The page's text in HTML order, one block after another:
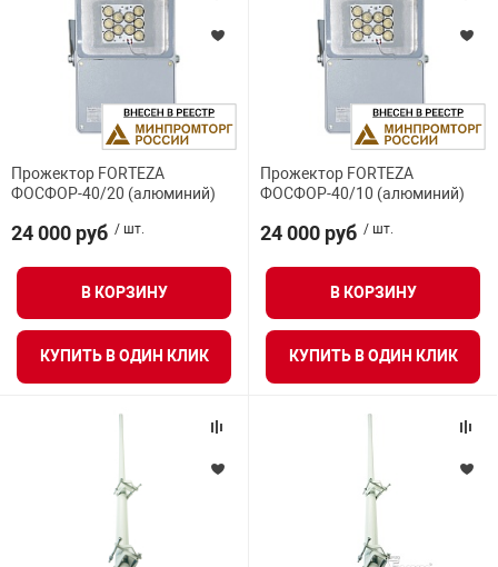
безопасность
оборудование
Прожектор FORTEZA
ФОСФОР-40/20 (алюминий)
24 000 руб / шт.
В КОРЗИНУ
КУПИТЬ В ОДИН КЛИК
Прожектор FORTEZA
ФОСФОР-40/10 (алюминий)
24 000 руб / шт.
В КОРЗИНУ
КУПИТЬ В ОДИН КЛИК